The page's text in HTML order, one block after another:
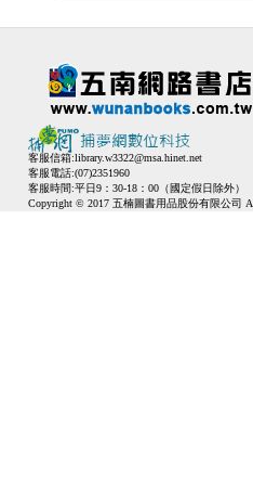
客服信箱:library.w3322@msa.hinet.net
客服電話:(07)2351960
客服時間:平日9：30-18：00（國定假日除外）
Copyright © 2017 五楠圖書用品股份有限公司